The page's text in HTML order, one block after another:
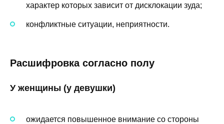
характер которых зависит от дисклокации зуда;
конфликтные ситуации, неприятности.
Расшифровка согласно полу
У женщины (у девушки)
ожидается повышенное внимание со стороны